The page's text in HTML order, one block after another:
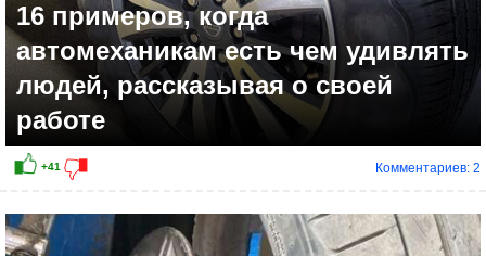
16 примеров, когда
автомеханикам есть чем удивлять
людей, рассказывая о своей
работе
Комментариев: 2